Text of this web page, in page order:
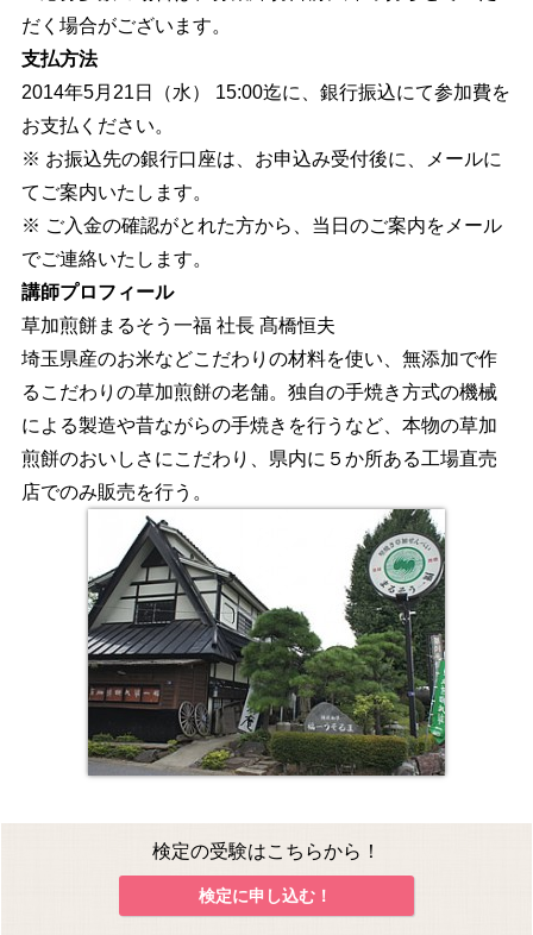
だく場合がございます。
支払方法
2014年5月21日（水） 15:00迄に、銀行振込にて参加費を
お支払ください。
※ お振込先の銀行口座は、お申込み受付後に、メールに
てご案内いたします。
※ ご入金の確認がとれた方から、当日のご案内をメール
でご連絡いたします。
講師プロフィール
草加煎餅まるそう一福 社長 髙橋恒夫
埼玉県産のお米などこだわりの材料を使い、無添加で作
るこだわりの草加煎餅の老舗。独自の手焼き方式の機械
による製造や昔ながらの手焼きを行うなど、本物の草加
煎餅のおいしさにこだわり、県内に５か所ある工場直売
店でのみ販売を行う。
検定の受験はこちらから！
検定に申し込む！